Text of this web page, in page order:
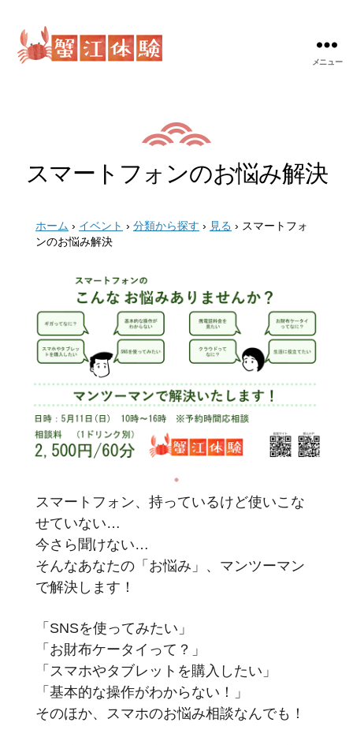
メニュー
スマートフォンのお悩み解決
ホーム › イベント › 分類から探す › 見る › スマートフォ
ンのお悩み解決
スマートフォン、持っているけど使いこな
せていない…
今さら聞けない…
そんなあなたの「お悩み」、マンツーマン
で解決します！
「SNSを使ってみたい」
「お財布ケータイって？」
「スマホやタブレットを購入したい」
「基本的な操作がわからない！」
そのほか、スマホのお悩み相談なんでも！